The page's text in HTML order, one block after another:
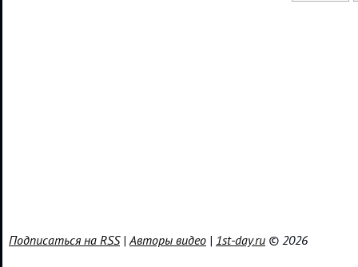
Подписаться на RSS|Авторы видео | 1st-day.ru © 2026